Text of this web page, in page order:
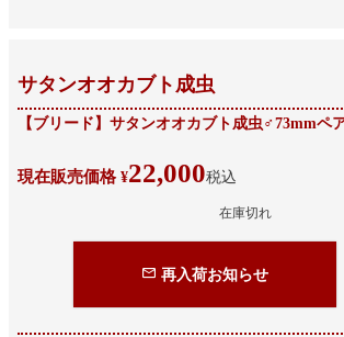
サタンオオカブト成虫
【ブリード】サタンオオカブト成虫♂73mm
現在販売価格 ¥22,000税込
在庫切れ
再入荷お知らせ